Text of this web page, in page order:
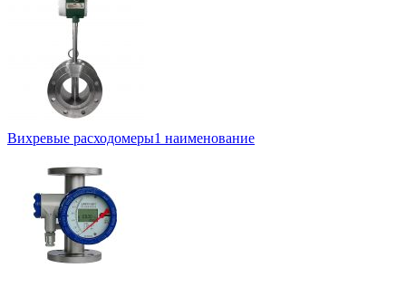
Вихревые расходомеры1 наименование